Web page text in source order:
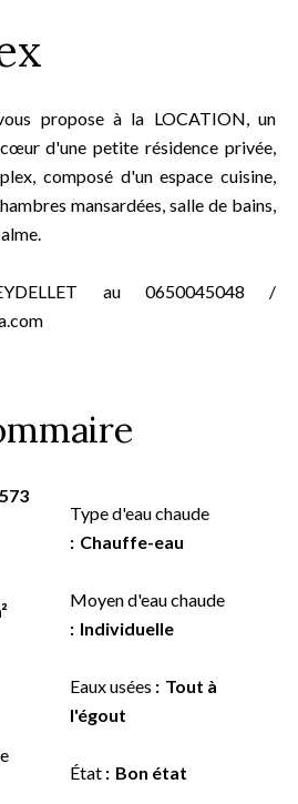
propose à la LOCATION, un
d'une petite résidence privée,
composé d'un espace cuisine,
mansardées, salle de bains,
au 0650045048 /
Type d'eau chaude
Chauffe-eau
Moyen d'eau chaude
Individuelle
Eaux usées
Tout à
l'égout
État Bon état